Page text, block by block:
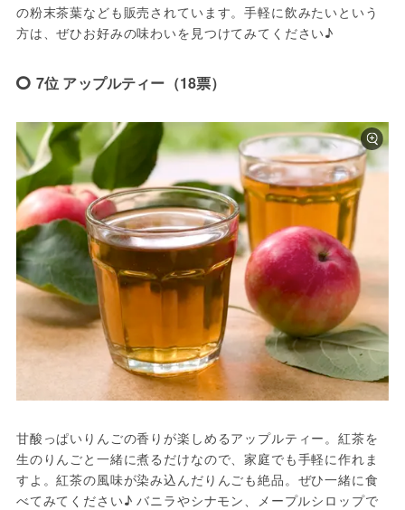
の粉末茶葉なども販売されています。手軽に飲みたいという
方は、ぜひお好みの味わいを見つけてみてください♪
7位 アップルティー（18票）
甘酸っぱいりんごの香りが楽しめるアップルティー。紅茶を
生のりんごと一緒に煮るだけなので、家庭でも手軽に作れま
すよ。紅茶の風味が染み込んだりんごも絶品。ぜひ一緒に食
べてみてください♪ バニラやシナモン、メープルシロップで